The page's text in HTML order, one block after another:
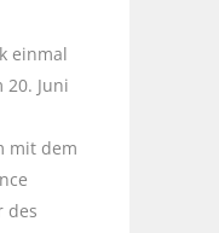
einmal
20. Juni
mit dem
des